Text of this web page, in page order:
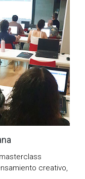
creativo,